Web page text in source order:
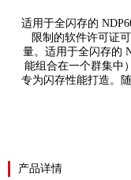
适用于全闪存的
限制的软件许可证
量。适用于全闪存的
能组合在一个群集中
专为闪存性能打造。
产品详情